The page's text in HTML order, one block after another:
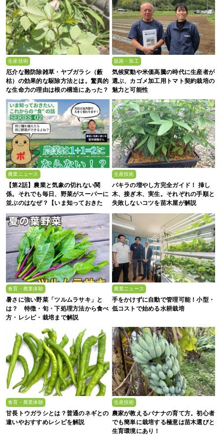
生産技術
厄介な難防除雑草・ヤブガラシ（藪
枯）の効果的な駆除方法とは。驚異的
な生命力の理由は根の構造にあった？
販路・加工
気候変動や米価高騰の時代に生産者が
選ぶ、カゴメ加工用トマト契約栽培の
魅力と可能性
農業ニュース
【第2話】農業と気象の切れない関
係。それでも毎日、野菜がスーパーに
並ぶのはなぜ？【いま知っておきた
い、これからの”食”の話】
生産技術
パキラの増やし方完全ガイド！ 挿し
木、接ぎ木、実生。それぞれの手順と
失敗しないコツを苗木屋が解説
食育・農業体験
暑さに強い野菜「ツルムラサキ」と
は？ 特徴・旬・下処理方法から食べ
方・レシピ・栽培まで解説
農業ニュース
手をかけずに自動で管理可能！小型・
低コストで始める水耕栽培
食育・農業体験
甘長トウガラシとは？普通のネギとの
違いやおすすめレシピを解説
生産技術
農家が教えるバナナの育て方。初心者
でも簡単に栽培する極意は苗木選びと
生育環境にあり！